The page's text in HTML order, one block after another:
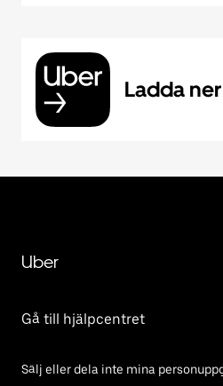
Ladda
Uber
Gå till hjälpcentret
Sälj eller dela inte mina